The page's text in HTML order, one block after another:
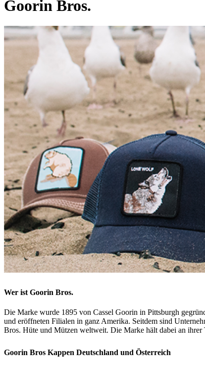
Goorin Bros.
Wer ist Goorin Bros.
Die Marke wurde 1895 von Cassel Goorin in Pittsburgh
und eröffneten Filialen in ganz Amerika. Seitdem sind
Bros. Hüte und Mützen weltweit. Die Marke hält dabei an ihrer
Goorin Bros Kappen Deutschland und Österreich